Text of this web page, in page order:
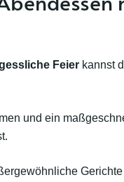
Feier kannst
und ein